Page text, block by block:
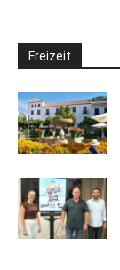
Freizeit